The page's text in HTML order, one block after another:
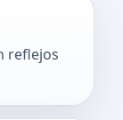
reflejos